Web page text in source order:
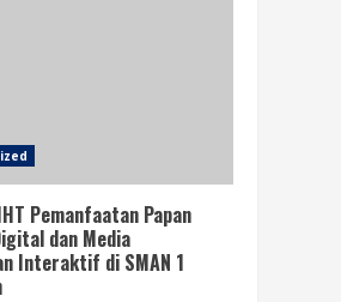
Pemanfaatan Papan
dan Media
Interaktif di SMAN 1